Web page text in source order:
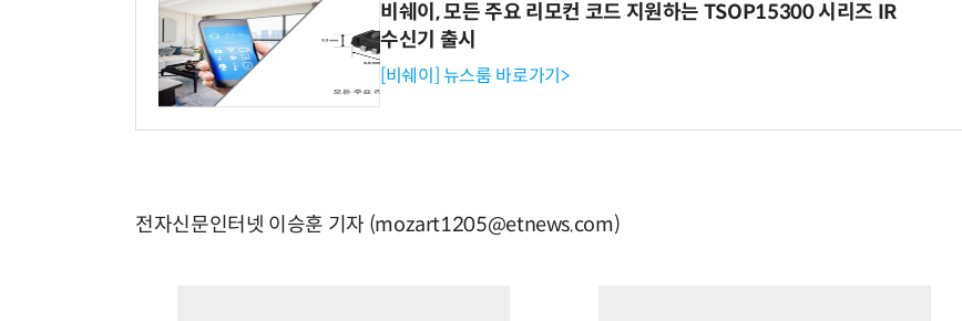
비쉐이, 모든 주요 리모컨 코드 지원하는 TSOP15300 시리즈 IR
수신기 출시
[비쉐이] 뉴스룸 바로가기>
전자신문인터넷 이승훈 기자 (mozart1205@etnews.com)